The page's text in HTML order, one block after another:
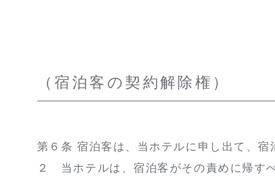
（宿泊客の契約解除権）
第６条 宿泊客は、当ホテルに申し出て、宿
２ 当ホテルは、宿泊客がその責めに帰す